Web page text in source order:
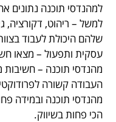
למהנדסי תוכנה נתונים
למשל – ריהוט, דקורציה,
שלהם היכולת לעבוד
עסקית ותפעול – מצאו
מהנדסי תוכנה – חשיבות
העבודה קשורה
מהנדסי תוכנה ובמידה
הכי פחות בשיווק.